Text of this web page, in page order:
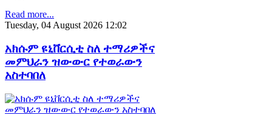
Read more...
Tuesday, 04 August 2026 12:02
አክሱም ዩኒቨርሲቲ ስለ ተማሪዎችና
መምህራን ዝውውር የተወራውን
አስተባበለ